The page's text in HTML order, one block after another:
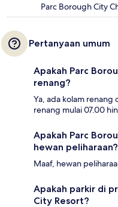
Parc Borough City
Pertanyaan umum
Apakah Parc
renang?
Ya, ada kolam renang
renang mulai 07.00
Apakah Parc
hewan peliharaan?
Maaf, hewan
Apakah parkir di
City Resort?